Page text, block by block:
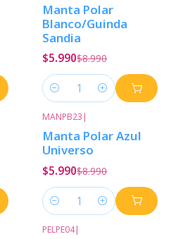
Manta Polar
Blanco/Guinda
Sandia
$5.990$8.990
Cantidad
MANPB23 |
Manta Polar Azul
Universo
$5.990$8.990
Cantidad
PELPE04|